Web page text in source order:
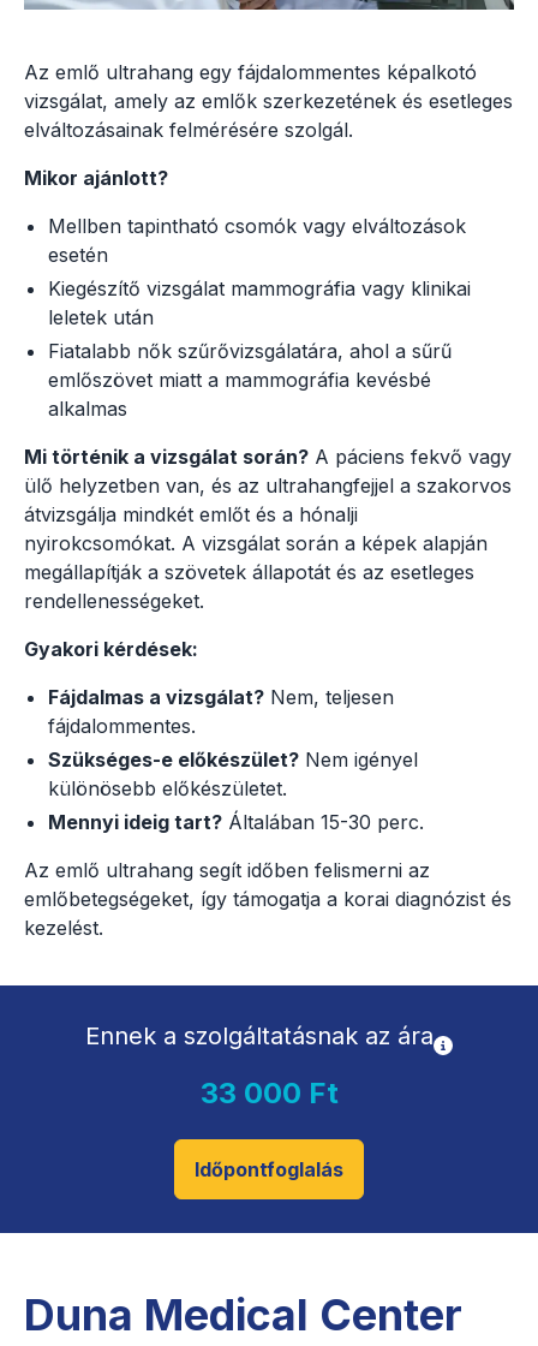
Az emlő ultrahang egy fájdalommentes képalkotó
vizsgálat, amely az emlők szerkezetének és esetleges
elváltozásainak felmérésére szolgál.
Mikor ajánlott?
Mellben tapintható csomók vagy elváltozások
esetén
Kiegészítő vizsgálat mammográfia vagy klinikai
leletek után
Fiatalabb nők szűrővizsgálatára, ahol a sűrű
emlőszövet miatt a mammográfia kevésbé
alkalmas
Mi történik a vizsgálat során? A páciens fekvő vagy
ülő helyzetben van, és az ultrahangfejjel a szakorvos
átvizsgálja mindkét emlőt és a hónalji
nyirokcsomókat. A vizsgálat során a képek alapján
megállapítják a szövetek állapotát és az esetleges
rendellenességeket.
Gyakori kérdések:
Fájdalmas a vizsgálat? Nem, teljesen
fájdalommentes.
Szükséges-e előkészület? Nem igényel
különösebb előkészületet.
Mennyi ideig tart? Általában 15-30 perc.
Az emlő ultrahang segít időben felismerni az
emlőbetegségeket, így támogatja a korai diagnózist és
kezelést.
Ennek a szolgáltatásnak az ára
33 000 Ft
Időpontfoglalás
Duna Medical Center